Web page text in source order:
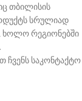
თბილისის
სრულიად
ხოლო რეგიონებში
ჩვენს საკონტაქტო